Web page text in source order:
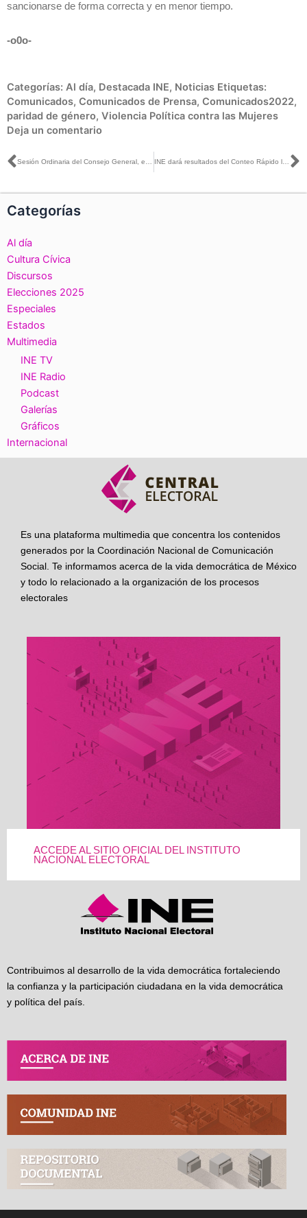
sancionarse de forma correcta y en menor tiempo.
-o0o-
Categorías: Al día, Destacada INE, Noticias Etiquetas:
Comunicados, Comunicados de Prensa, Comunicados2022,
paridad de género, Violencia Política contra las Mujeres
Deja un comentario
Ant INE dará resultados del Conteo Rápido la misma noche de la Jornada para la Revocación de Mandato
Categorías
Al día
Cultura Cívica
Discursos
Elecciones 2025
Especiales
Estados
Multimedia
INE TV
INE Radio
Podcast
Galerías
Gráficos
Internacional
Es una plataforma multimedia que concentra los contenidos
generados por la Coordinación Nacional de Comunicación
Social. Te informamos acerca de la vida democrática de México
y todo lo relacionado a la organización de los procesos
electorales
ACCEDE AL SITIO OFICIAL DEL INSTITUTO
NACIONAL ELECTORAL
Contribuimos al desarrollo de la vida democrática fortaleciendo
la confianza y la participación ciudadana en la vida democrática
y política del país.